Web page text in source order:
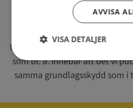
Syna har för webbplatsen
Myndigheten för press, radio
som bl. a. innebär att det vi
samma grundlagsskydd som i
AVVISA
VISA DETALJER
Strikt
nödvändigt